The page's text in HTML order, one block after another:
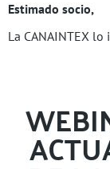
Estimado socio,
La CANAINTEX